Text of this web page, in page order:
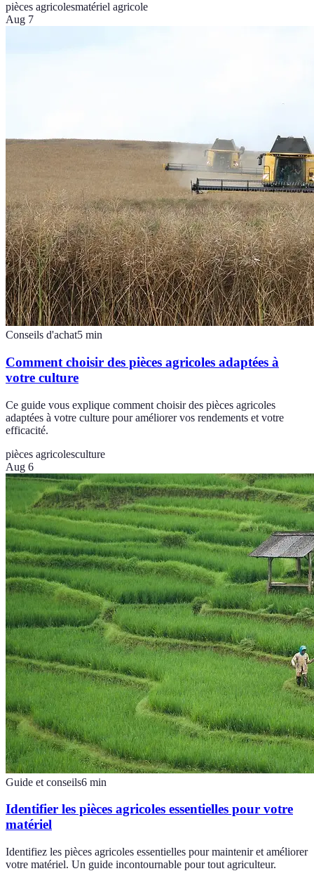
pièces agricolesmatériel agricole
Aug 7
Conseils d'achat5 min
Comment choisir des pièces agricoles adaptées à
votre culture
Ce guide vous explique comment choisir des pièces agricoles
adaptées à votre culture pour améliorer vos rendements et votre
efficacité.
pièces agricolesculture
Aug 6
Guide et conseils6 min
Identifier les pièces agricoles essentielles pour votre
matériel
Identifiez les pièces agricoles essentielles pour maintenir et améliorer
votre matériel. Un guide incontournable pour tout agriculteur.